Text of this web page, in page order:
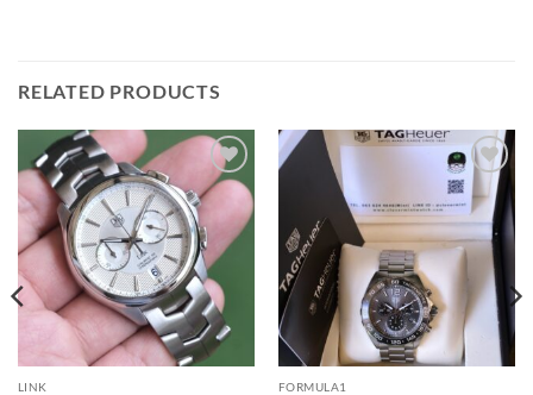
RELATED PRODUCTS
Add to
Wishlist
LINK
Add to
Wishlist
FORMULA1